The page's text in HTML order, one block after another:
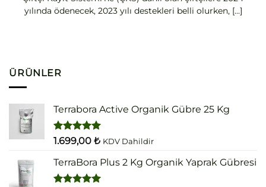
yılında ödenecek, 2023 yılı destekleri belli olurken, [...]
ÜRÜNLER
Terrabora Active Organik Gübre 25 Kg
5 üzerinden
oy
aldı
1.699,00 ₺ KDV Dahildir
TerraBora Plus 2 Kg Organik Yaprak Gübresi